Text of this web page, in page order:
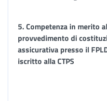
5.Competenza in merito
provvedimento di
assicurativa presso il
iscritto alla CTPS